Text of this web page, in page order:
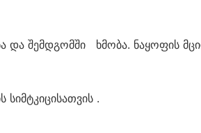
შემდგომში ხმობა. ნაყოფის
.